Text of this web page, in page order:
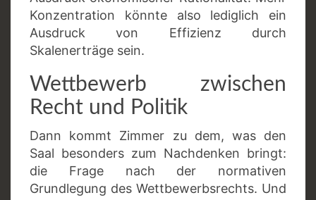
Konzentration könnte also lediglich ein
Ausdruck von Effizienz durch
Skalenerträge sein.
Wettbewerb zwischen
Recht und Politik
Dann kommt Zimmer zu dem, was den
Saal besonders zum Nachdenken bringt:
die Frage nach der normativen
Grundlegung des Wettbewerbsrechts. Und